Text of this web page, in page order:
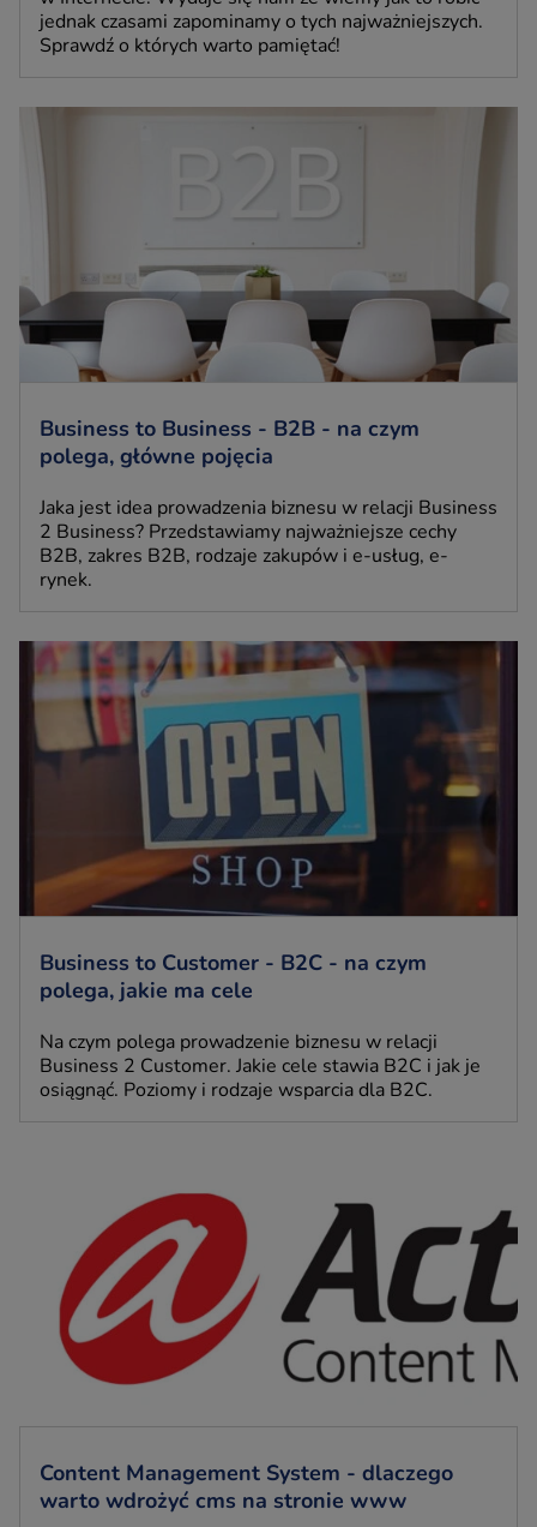
jednak czasami zapominamy o tych najważniejszych.
Sprawdź o których warto pamiętać!
Business to Business - B2B - na czym
polega, główne pojęcia
Jaka jest idea prowadzenia biznesu w relacji Business
2 Business? Przedstawiamy najważniejsze cechy
B2B, zakres B2B, rodzaje zakupów i e-usług, e-
rynek.
Business to Customer - B2C - na czym
polega, jakie ma cele
Na czym polega prowadzenie biznesu w relacji
Business 2 Customer. Jakie cele stawia B2C i jak je
osiągnąć. Poziomy i rodzaje wsparcia dla B2C.
Content Management System - dlaczego
warto wdrożyć cms na stronie www